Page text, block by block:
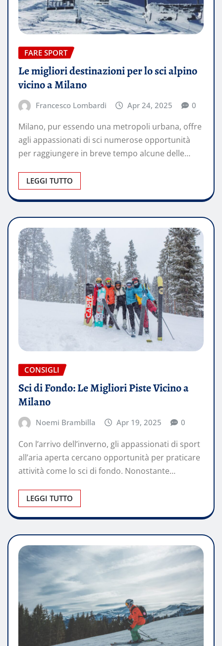
FARE SPORT
Le migliori destinazioni per lo sci alpino
vicino a Milano
Francesco Lombardi Apr 24, 2025 0
Milano, pur essendo una metropoli urbana, offre
agli appassionati di sci numerose opportunità
per raggiungere in breve tempo alcune delle…
LEGGI TUTTO
CONSIGLI
Sci di Fondo: Le Migliori Piste Vicino a
Milano
Noemi Brambilla Apr 19, 2025 0
Con l’arrivo dell’inverno, gli appassionati di sport
all’aria aperta cercano opportunità per praticare
attività come lo sci di fondo. Nonostante…
LEGGI TUTTO